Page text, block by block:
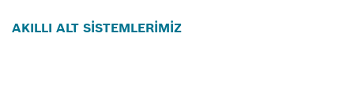
AKILLI ALT SİSTEMLERİMİZ